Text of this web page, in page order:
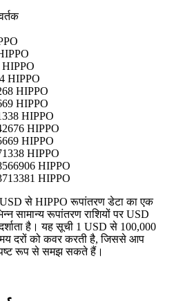
HIPPO
HIPPO
HIPPO
HIPPO
HIPPO
HIPPO
HIPPO
HIPPO
HIPPO
HIPPO
से HIPPO रूपांतरण डेटा का एक
सामान्य रूपांतरण राशियों पर USD
है। यह सूची 1 USD से 100,000
दरों को कवर करती है, जिससे आप
रूप से समझ सकते हैं।